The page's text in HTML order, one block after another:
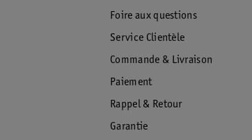
Foire aux questions
Service Clientèle
Commande & Livraison
Paiement
Rappel & Retour
Garantie